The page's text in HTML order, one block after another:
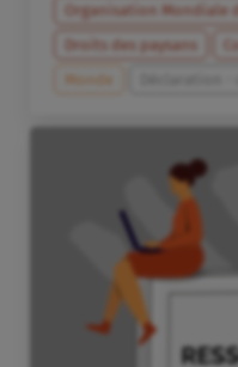
Organisation Mondiale
Droits des paysans
Monde